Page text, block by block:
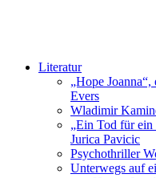
Literatur
„Hope
Evers
Wladimir
„Ein Tod für ein
Jurica Pavicic
Psychothriller
Unterwegs auf